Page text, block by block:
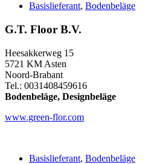
Basislieferant, Bodenbeläge
G.T. Floor B.V.
Heesakkerweg 15
5721 KM Asten
Noord-Brabant
Tel.: 0031408459616
Bodenbeläge, Designbeläge
www.green-flor.com
Basislieferant, Bodenbeläge